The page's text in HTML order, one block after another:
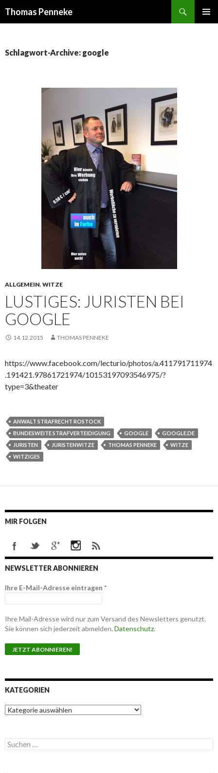
Thomas Penneke
Schlagwort-Archive: google
ALLGEMEIN, WITZE
LUSTIGES: JURISTEN BEI
GOOGLE
14.12.2015 THOMAS PENNEKE
https://www.facebook.com/lecturio/photos/a.411791711974
.191421.97861721974/10153197093546975/?
type=3&theater
ANWALT STRAFRECHT ROSTOCK
BUNDESWEITE STRAFVERTEIDIGUNG
GOOGLE
GOOGLE.DE
JURISTEN
JURISTENWITZE THOMAS PENNEKE
WITZE
WITZIGES
MIR FOLGEN
NEWSLETTER ABONNIEREN
Ihre E-Mail-Adresse eintragen *
Ihre Mail-Adresse wird nur zum Versand des Newsletters genutzt.
Sie können sich jederzeit abmelden. Datenschutz.
KATEGORIEN
K
a
g
o
S
u